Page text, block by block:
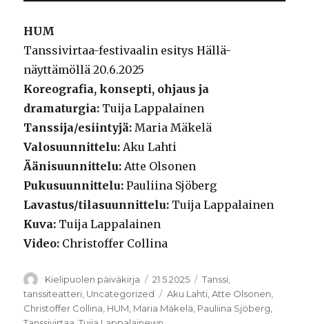
HUM
Tanssivirtaa-festivaalin esitys Hällä-
näyttämöllä 20.6.2025
Koreografia, konsepti, ohjaus ja
dramaturgia: Tuija Lappalainen
Tanssija/esiintyjä: Maria Mäkelä
Valosuunnittelu: Aku Lahti
Äänisuunnittelu: Atte Olsonen
Pukusuunnittelu: Pauliina Sjöberg
Lavastus/tilasuunnittelu: Tuija Lappalainen
Kuva: Tuija Lappalainen
Video: Christoffer Collina
Kirjoittaja
Kielipuolen päiväkirja Julkaistu
21.5.2025 Kategoriat
Tanssi
tanssiteatteri Uncategorized Avainsanat
Aku Lahti ,Atte Olsonen
Christoffer Collina HUM Maria Mäkelä Pauliina Sjöberg